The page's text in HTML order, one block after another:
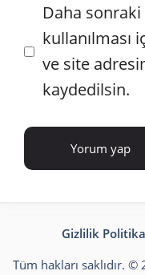
İnternet
sitesi
Daha
kullanılması
ve site
kaydedilsin.
Gizlilik
Tüm hakları saklıdır.